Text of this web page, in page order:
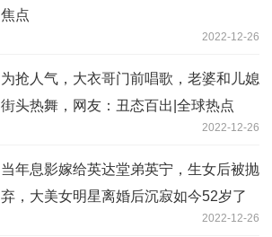
焦点
2022-12-26
为抢人气，大衣哥门前唱歌，老婆和儿媳
街头热舞，网友：丑态百出|全球热点
2022-12-26
当年息影嫁给英达堂弟英宁，生女后被抛
弃，大美女明星离婚后沉寂如今52岁了
2022-12-26